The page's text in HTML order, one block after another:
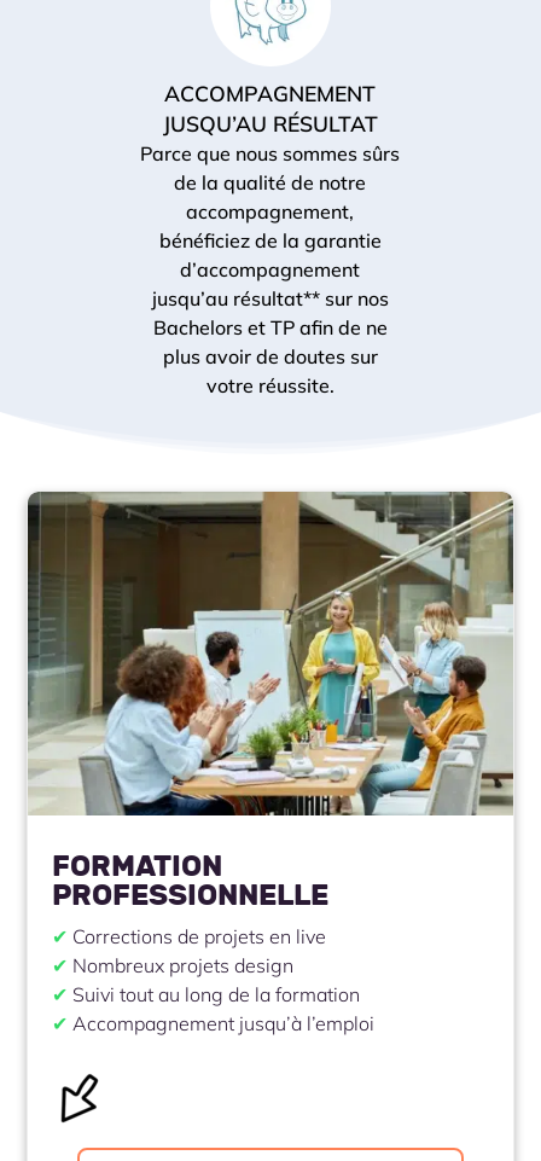
ACCOMPAGNEMENT
JUSQU’AU RÉSULTAT
Parce que nous sommes sûrs
de la qualité de notre
accompagnement,
bénéficiez de la garantie
d’accompagnement
jusqu’au résultat** sur nos
Bachelors et TP afin de ne
plus avoir de doutes sur
votre réussite.
FORMATION
PROFESSIONNELLE
✔ Corrections de projets en live
✔ Nombreux projets design
✔ Suivi tout au long de la formation
✔ Accompagnement jusqu’à l’emploi